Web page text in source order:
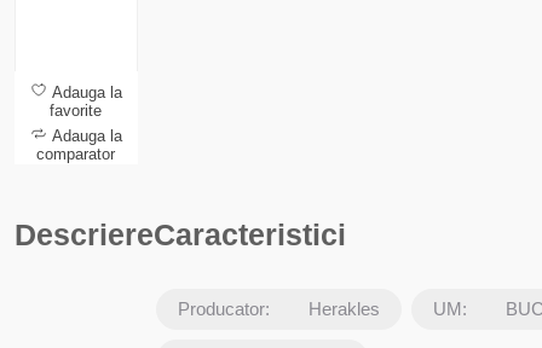
Adauga la
favorite
Adauga la
comparator
DescriereCaracteristici
Producator: Herakles UM: